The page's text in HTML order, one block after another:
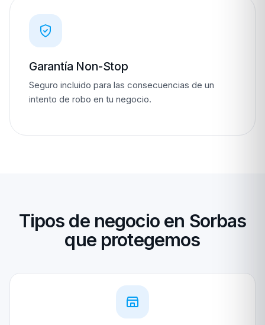
Garantía Non-Stop
Seguro incluido para las consecuencias de un
intento de robo en tu negocio.
Tipos de negocio en Sorbas
que protegemos